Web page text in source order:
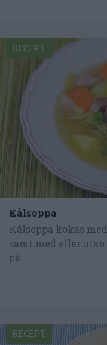
Kålsoppa
Kålsoppa kokas
samt med eller
på...
RECEPT
RECEPT